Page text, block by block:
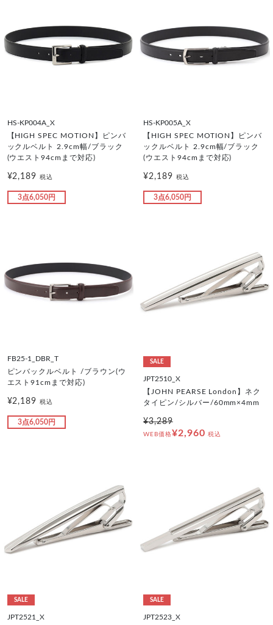
HS-KP004A_X
【HIGH SPEC MOTION】ピンバ
ックルベルト 2.9cm幅/ブラック
(ウエスト94cmまで対応)
¥2,189税込
3点6,050円
HS-KP005A_X
【HIGH SPEC MOTION】ピンバ
ックルベルト 2.9cm幅/ブラック
(ウエスト94cmまで対応)
¥2,189 税込
3点6,050円
FB25-1_DBR_T
ピンバックルベルト /ブラウン(ウ
エスト91cmまで対応)
¥2,189税込
3点6,050円
SALE
JPT2510_X
【JOHN PEARSE London】ネク
タイピン/シルバー/60mm×4mm
¥3,289
WEB価格¥2,960 税込
SALE
JPT2521_X
SALE
JPT2523_X